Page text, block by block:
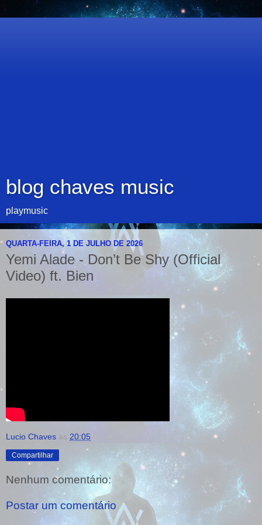
blog chaves music
playmusic
QUARTA-FEIRA, 1 DE JULHO DE 2026
Yemi Alade - Don’t Be Shy (Official
Video) ft. Bien
Lucio Chaves às 20:05
Compartilhar
Nenhum comentário:
Postar um comentário